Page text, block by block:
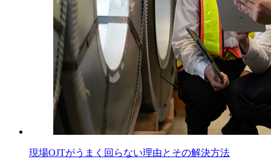
現場OJTがうまく回らない理由とその解決方法